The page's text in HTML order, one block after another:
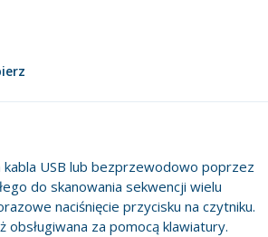
USB lub bezprzewodowo poprzez
do skanowania sekwencji wielu
naciśnięcie przycisku na czytniku.
za pomocą klawiatury.